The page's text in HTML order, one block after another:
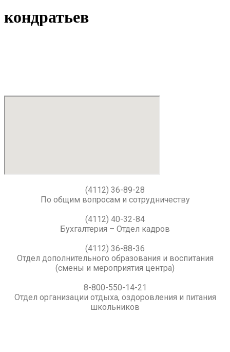
кондратьев
(4112) 36-89-28
По общим вопросам и сотрудничеству
(4112) 40-32-84
Бухгалтерия – Отдел кадров
(4112) 36-88-36
Отдел дополнительного образования и воспитания
(смены и мероприятия центра)
8-800-550-14-21
Отдел организации отдыха, оздоровления и питания
школьников